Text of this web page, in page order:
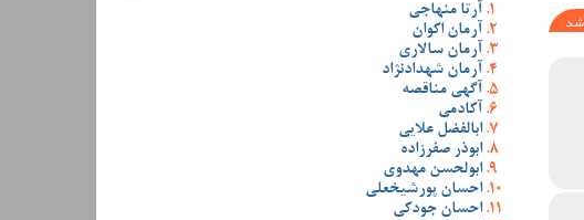
آرتا منهاجی
آرمان اکوان
آرمان سالاری
آرمان شهدادنژاد
آگهی مناقصه
آکادمی
ابالفضل علایی
ابوذر صفرزاده
ابولحسن مهدوی
احسان پورشیخعلی
احسان جودکی